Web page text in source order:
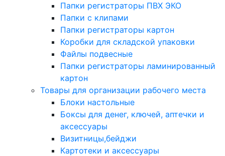
Папки регистраторы ПВХ ЭКО
Папки с клипами
Папки регистраторы картон
Коробки для складской упаковки
Файлы подвесные
Папки регистраторы ламинированный
картон
Товары для организации рабочего места
Блоки настольные
Боксы для денег, ключей, аптечки и
аксессуары
Визитницы,бейджи
Картотеки и аксессуары